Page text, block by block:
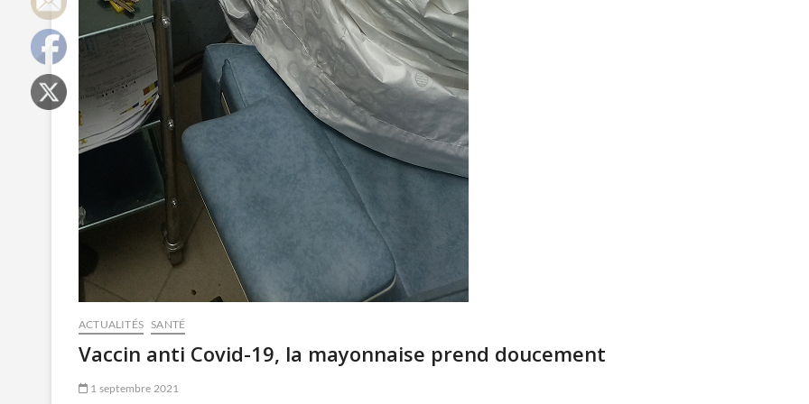
ACTUALITÉS SANTÉ
Vaccin anti Covid-19, la mayonnaise prend doucement
1 septembre 2021